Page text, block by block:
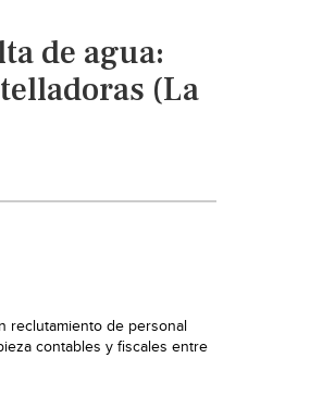
de agua:
(La
reclutamiento de personal
contables y fiscales entre